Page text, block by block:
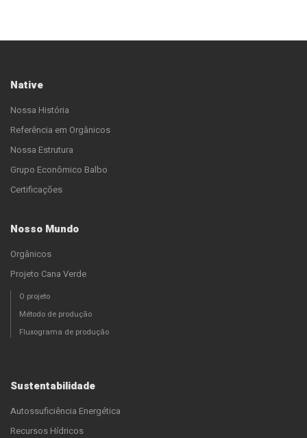
Native
Nossa História
Referência em Orgânicos
Nossa Estrutura
Grupo Econômico Balbo
Certificações
Nosso Mundo
Orgânicos
Projeto Cana Verde
O projeto
Método de produção
Fluxograma de produção
Sustentabilidade
Autossuficiência Energética
Recursos Hídricos